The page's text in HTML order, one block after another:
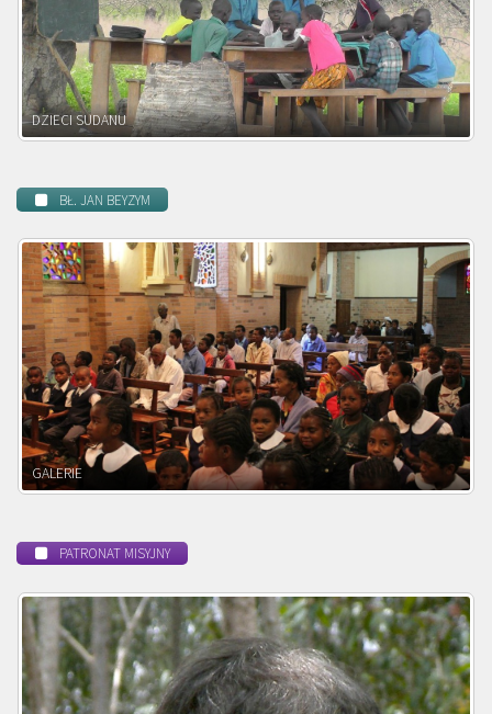
DZIECI ZAMBII
BŁ. JAN BEYZYM
POWOŁANIE MISYJNE
PATRONAT MISYJNY